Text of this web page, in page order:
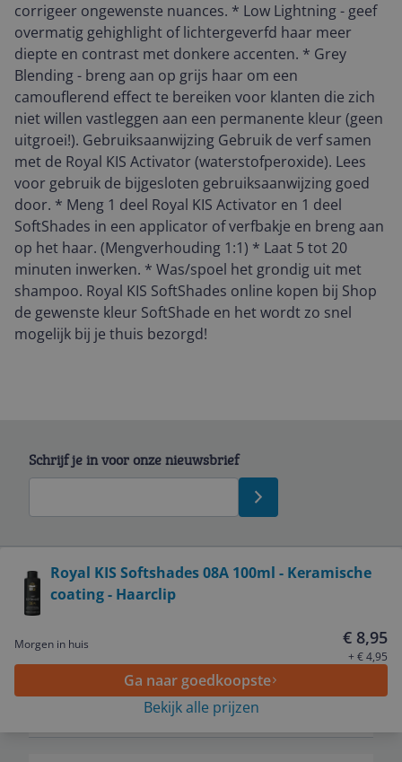
corrigeer ongewenste nuances. * Low Lightning - geef
overmatig gehighlight of lichtergeverfd haar meer
diepte en contrast met donkere accenten. * Grey
Blending - breng aan op grijs haar om een
camouflerend effect te bereiken voor klanten die zich
niet willen vastleggen aan een permanente kleur (geen
uitgroei!). Gebruiksaanwijzing Gebruik de verf samen
met de Royal KIS Activator (waterstofperoxide). Lees
voor gebruik de bijgesloten gebruiksaanwijzing goed
door. * Meng 1 deel Royal KIS Activator en 1 deel
SoftShades in een applicator of verfbakje en breng aan
op het haar. (Mengverhouding 1:1) * Laat 5 tot 20
minuten inwerken. * Was/spoel het grondig uit met
shampoo. Royal KIS SoftShades online kopen bij Shop
de gewenste kleur SoftShade en het wordt zo snel
mogelijk bij je thuis bezorgd!
Royal KIS Softshades 08A 100ml - Keramische
coating - Haarclip
Morgen in huis € 8,95
+ € 4,95
Ga naar goedkoopste
Bekijk alle prijzen
Schrijf je in voor onze nieuwsbrief
Service
Algemeen